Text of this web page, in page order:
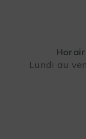
Lundi au